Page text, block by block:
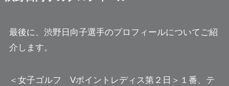
最後に、渋野日向子選手のプロフィールについてご紹
介します。
＜女子ゴルフ Vポイントレディス第２日＞１番、テ